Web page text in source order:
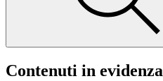
Contenuti in evidenza